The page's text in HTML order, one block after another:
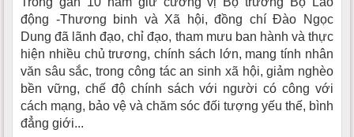
động -Thương binh và Xã hội, đồng chí Đào Ngọc
Dung đã lãnh đạo, chỉ đạo, tham mưu ban hành và thực
hiện nhiều chủ trương, chính sách lớn, mang tính nhân
văn sâu sắc, trong công tác an sinh xã hội, giảm nghèo
bền vững, chế độ chính sách với người có công với
cách mạng, bảo vệ và chăm sóc đối tượng yếu thế, bình
đẳng giới...